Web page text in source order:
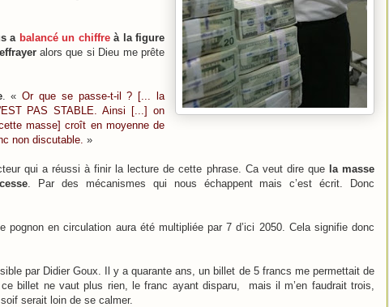
a balancé un chiffreà la figure
alors que si Dieu me prête
. « Or que se passe-t-il ? [... la
PAS STABLE. Ainsi [...] on
masse] croît en moyenne de
non discutable. »
qui a réussi à finir la lecture de cette phrase. Ca veut dire que la masse
. Par des mécanismes qui nous échappent mais c’est écrit. Donc
en circulation aura été multipliée par 7 d’ici 2050. Cela signifie donc
par Didier Goux. Il y a quarante ans, un billet de 5 francs me permettait de
billet ne vaut plus rien, le franc ayant disparu, mais il m’en faudrait trois,
serait loin de se calmer.